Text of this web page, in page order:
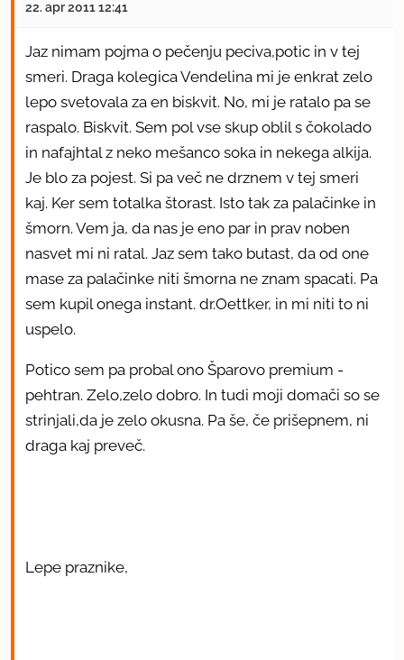
22. apr 2011 12:41
Jaz nimam pojma o pečenju peciva,potic in v tej
smeri. Draga kolegica Vendelina mi je enkrat zelo
lepo svetovala za en biskvit. No, mi je ratalo pa se
raspalo. Biskvit. Sem pol vse skup oblil s čokolado
in nafajhtal z neko mešanco soka in nekega alkija.
Je blo za pojest. Si pa več ne drznem v tej smeri
kaj. Ker sem totalka štorast. Isto tak za palačinke in
šmorn. Vem ja, da nas je eno par in prav noben
nasvet mi ni ratal. Jaz sem tako butast, da od one
mase za palačinke niti šmorna ne znam spacati. Pa
sem kupil onega instant. dr.Oettker, in mi niti to ni
uspelo.
Potico sem pa probal ono Šparovo premium -
pehtran. Zelo,zelo dobro. In tudi moji domači so se
strinjali,da je zelo okusna. Pa še, če prišepnem, ni
draga kaj preveč.
Lepe praznike,